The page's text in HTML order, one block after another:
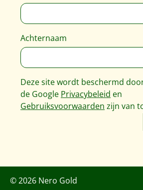
Achternaam
Deze site wordt beschermd
de Google Privacybeleid en
Gebruiksvoorwaarden zijn van
© 2026 Nero Gold